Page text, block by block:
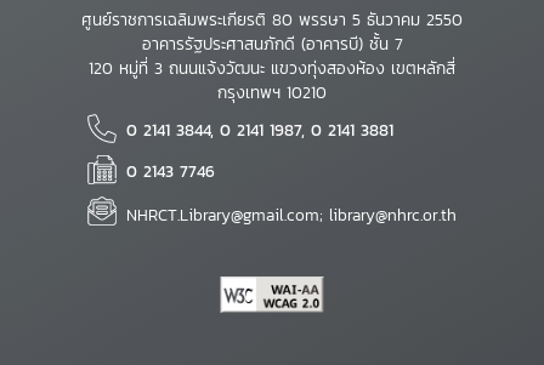
ศูนย์ราชการเฉลิมพระเกียรติ 80 พรรษา 5 ธันวาคม 2550
อาคารรัฐประศาสนภักดี (อาคารบี) ชั้น 7
120 หมู่ที่ 3 ถนนแจ้งวัฒนะ แขวงทุ่งสองห้อง เขตหลักสี่
กรุงเทพฯ 10210
0 2141 3844, 0 2141 1987, 0 2141 3881
0 2143 7746
NHRCT.Library@gmail.com; library@nhrc.or.th